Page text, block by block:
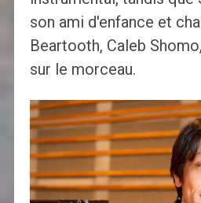
son ami d'enfance et
Beartooth, Caleb
sur le morceau.